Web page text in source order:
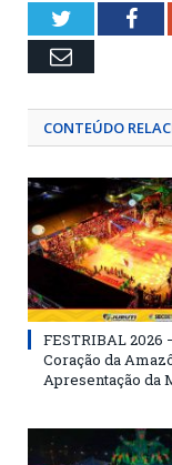
Twitter
Email
CONTEÚDO
FESTRIBAL 2026
Coração da
Apresentação da